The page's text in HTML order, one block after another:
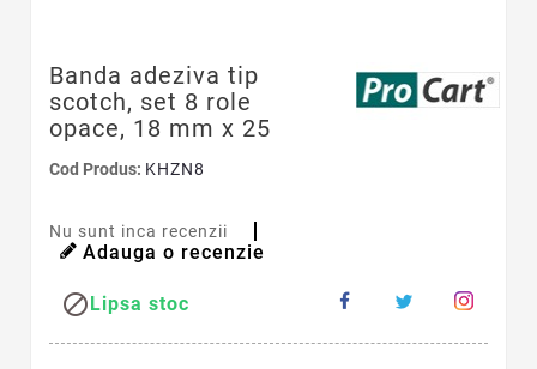
Banda adeziva tip
scotch, set 8 role
opace, 18 mm x 25
Cod Produs: KHZN8
Nu sunt inca recenzii
Adauga o recenzie
Lipsa stoc